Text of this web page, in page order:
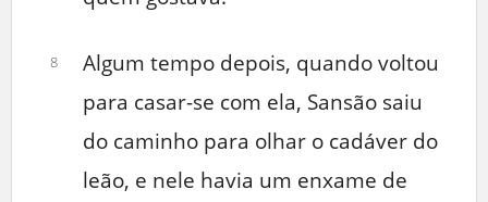
8
Algum tempo depois, quando voltou
para casar-se com ela, Sansão saiu
do caminho para olhar o cadáver do
leão, e nele havia um enxame de